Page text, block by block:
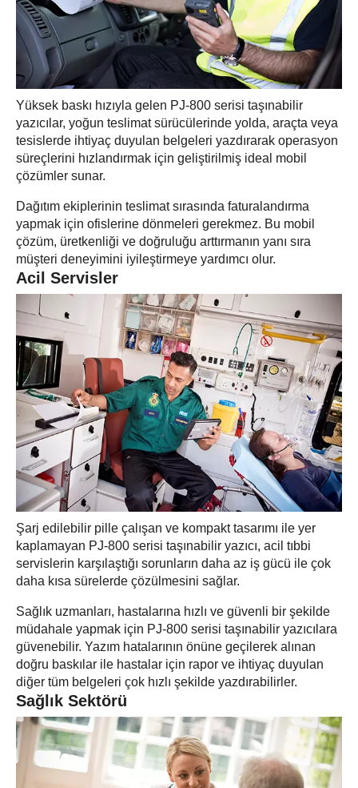
Yüksek baskı hızıyla gelen PJ-800 serisi taşınabilir
yazıcılar, yoğun teslimat sürücülerinde yolda, araçta veya
tesislerde ihtiyaç duyulan belgeleri yazdırarak operasyon
süreçlerini hızlandırmak için geliştirilmiş ideal mobil
çözümler sunar.
Dağıtım ekiplerinin teslimat sırasında faturalandırma
yapmak için ofislerine dönmeleri gerekmez. Bu mobil
çözüm, üretkenliği ve doğruluğu arttırmanın yanı sıra
müşteri deneyimini iyileştirmeye yardımcı olur.
Acil Servisler
Şarj edilebilir pille çalışan ve kompakt tasarımı ile yer
kaplamayan PJ-800 serisi taşınabilir yazıcı, acil tıbbi
servislerin karşılaştığı sorunların daha az iş gücü ile çok
daha kısa sürelerde çözülmesini sağlar.
Sağlık uzmanları, hastalarına hızlı ve güvenli bir şekilde
müdahale yapmak için PJ-800 serisi taşınabilir yazıcılara
güvenebilir. Yazım hatalarının önüne geçilerek alınan
doğru baskılar ile hastalar için rapor ve ihtiyaç duyulan
diğer tüm belgeleri çok hızlı şekilde yazdırabilirler.
Sağlık Sektörü